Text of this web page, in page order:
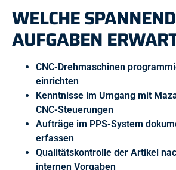
WELCHE
AUFGABEN
CNC-Drehmaschinen
einrichten
Kenntnisse im Umgang mit
CNC-Steuerungen
Aufträge im PPS-System
erfassen
Qualitätskontrolle der Artikel
internen Vorgaben